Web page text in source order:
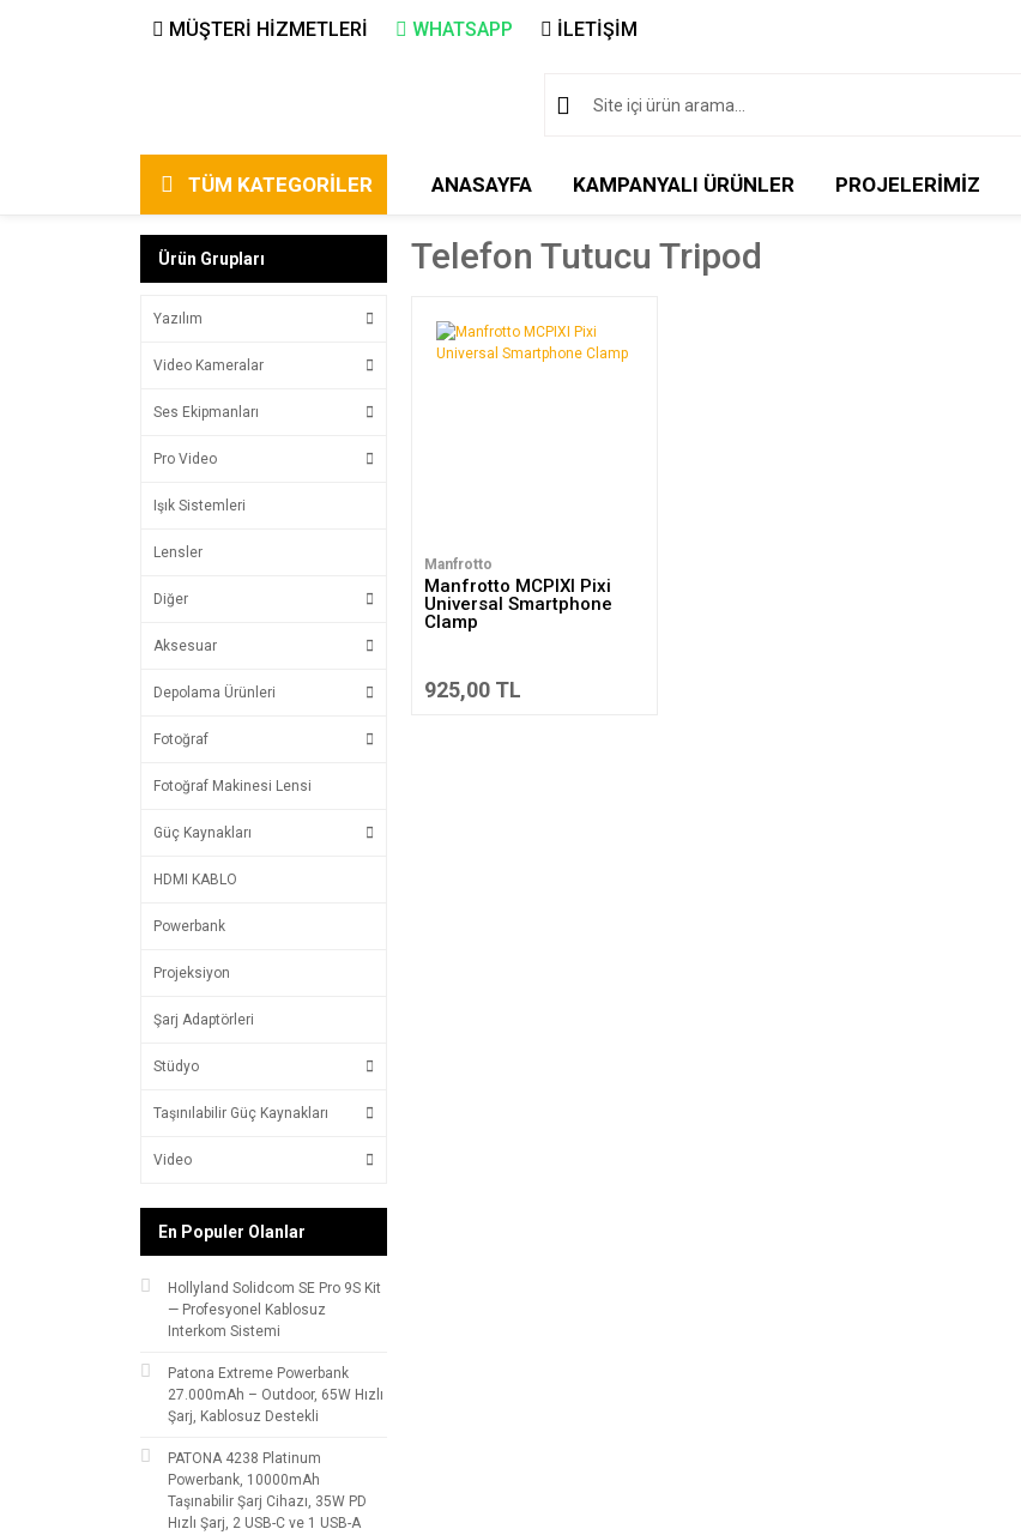
MÜŞTERİ HİZMETLERİ WHATSAPP İLETİŞİM
TÜM KATEGORİLER ANASAYFA KAMPANYALI ÜRÜNLER PROJELERİMİZ
Ürün Grupları
Yazılım
Video Kameralar
Ses Ekipmanları
Pro Video
Işık Sistemleri
Lensler
Diğer
Aksesuar
Depolama Ürünleri
Fotoğraf
Fotoğraf Makinesi Lensi
Güç Kaynakları
HDMI KABLO
Powerbank
Projeksiyon
Şarj Adaptörleri
Stüdyo
Taşınılabilir Güç Kaynakları
Video
En Populer Olanlar
Hollyland Solidcom SE Pro 9S Kit
— Profesyonel Kablosuz
Interkom Sistemi
Patona Extreme Powerbank
27.000mAh – Outdoor, 65W Hızlı
Şarj, Kablosuz Destekli
PATONA 4238 Platinum
Powerbank, 10000mAh
Taşınabilir Şarj Cihazı, 35W PD
Hızlı Şarj, 2 USB-C ve 1 USB-A
Telefon Tutucu Tripod
Manfrotto
Manfrotto MCPIXI Pixi
Universal Smartphone
Clamp
925,00 TL